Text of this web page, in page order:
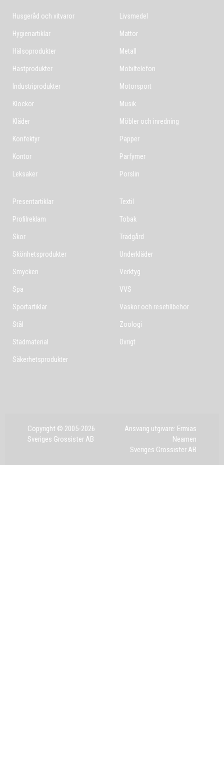
Husgeråd och vitvaror
Hygienartiklar
Hälsoprodukter
Hästprodukter
Industriprodukter
Klockor
Kläder
Konfektyr
Kontor
Leksaker
Livsmedel
Mattor
Metall
Mobiltelefon
Motorsport
Musik
Möbler och inredning
Papper
Parfymer
Porslin
Presentartiklar
Profilreklam
Skor
Skönhetsprodukter
Smycken
Spa
Sportartiklar
Stål
Städmaterial
Säkerhetsprodukter
Textil
Tobak
Trädgård
Underkläder
Verktyg
VVS
Väskor och resetillbehör
Zoologi
Övrigt
Copyright © 2005-2026
Sveriges Grossister AB
Ansvarig utgivare: Ermias
Neamen
Sveriges Grossister AB